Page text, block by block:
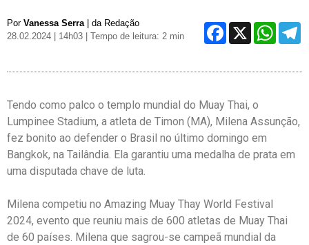
Por Vanessa Serra | da Redação
28.02.2024 | 14h03
| Tempo de leitura: 2 min X
Tendo como palco o templo mundial do Muay Thai, o
Lumpinee Stadium, a atleta de Timon (MA), Milena Assunção,
fez bonito ao defender o Brasil no último domingo em
Bangkok, na Tailândia. Ela garantiu uma medalha de prata em
uma disputada chave de luta.
Milena competiu no Amazing Muay Thay World Festival
2024, evento que reuniu mais de 600 atletas de Muay Thai
de 60 países. Milena que sagrou-se campeã mundial da